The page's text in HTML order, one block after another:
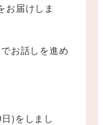
お届けしま
お話しを進め
)をしまし